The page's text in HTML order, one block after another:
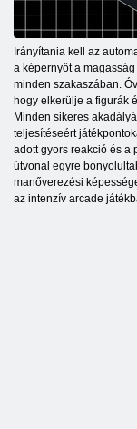
Irányítania kell az
a képernyőt a
minden szakaszában.
hogy elkerülje a figurák
Minden sikeres
teljesítéseért
adott gyors reakció és a
útvonal egyre
manőverezési
az intenzív arcade